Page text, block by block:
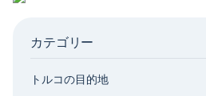
カテゴリー
トルコの目的地